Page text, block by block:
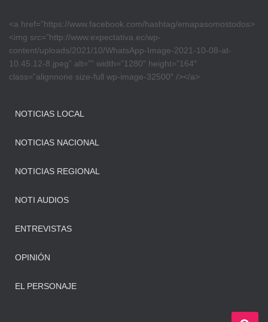
<a href=”https://www.facebook.com/hashtag/emapasomostodos>
<img src=”http://www.expectativa.ec/wp-
content/uploads/2021/10/WhatsApp-Image-2021-10-08-at-
10.45.12-8.jpeg” alt=”” width=”1280″ height=”164″
class=”alignnone size-full wp-image-32500″ /></a>
NOTICIAS LOCAL
NOTICIAS NACIONAL
NOTICIAS REGIONAL
NOTI AUDIOS
ENTREVISTAS
OPINIÓN
EL PERSONAJE